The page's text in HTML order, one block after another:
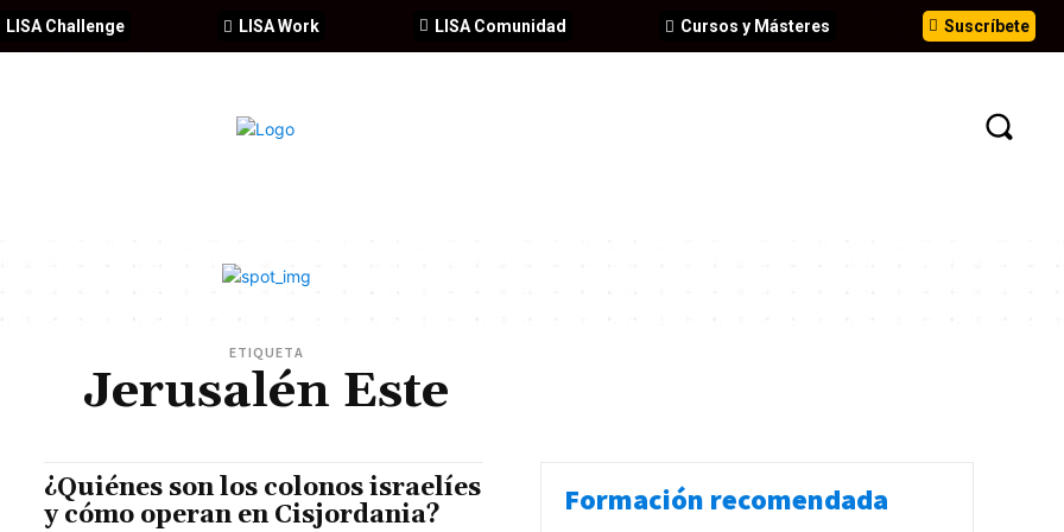
Suscríbete
Cursos y Másteres
LISA Comunidad
LISA Work
LISA Challenge
ETIQUETA
Jerusalén Este
¿Quiénes son los colonos israelíes
y cómo operan en Cisjordania?
Formación recomendada